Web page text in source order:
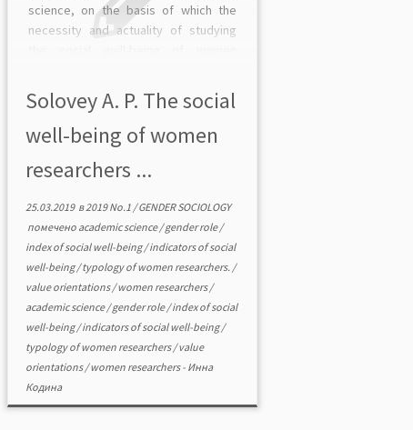
science, on the basis of which the
necessity and actuality of studying
substantiated. The methodology of
studying the social well-being of […]
Solovey A. P. The social
well-being of women
researchers ...
25.03.2019в2019 No.1 /GENDER SOCIOLOGY
помечено academic science/gender role/
index of social well-being/indicators of social
well-being/typology of women researchers. /
value orientations/women researchers/
academic science/gender role/index of social
well-being/indicators of social well-being/
typology of women researchers/value
orientations/women researchers- Инна
Кодина